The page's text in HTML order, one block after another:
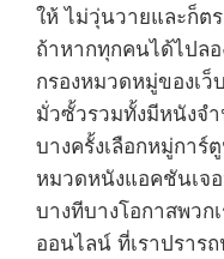
ให้ ไม่วุ่นวายและก็ต
ถ้าหากทุกคนได้ไปล
กรองหมวดหมู่ของเ
มั่วซั้วรวมทั้งมีหนังจ
บางครั้งเลือกหมู่กา
หมวดหนังแอคชันเจ
บางทีบางโอกาสพวก
ออนไลน์ ที่เราปราร